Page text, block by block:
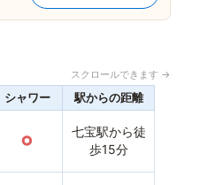
スクロールできます →
シャワー 駅からの距離
○
七宝駅から徒
歩15分